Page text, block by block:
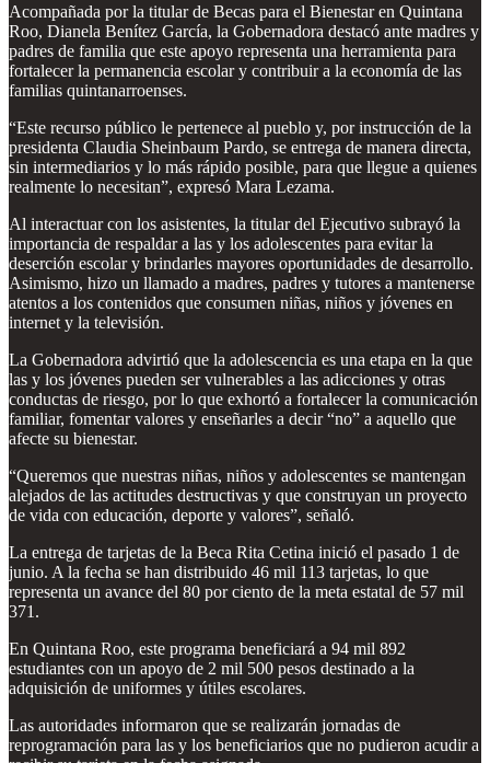
Acompañada por la titular de Becas para el Bienestar en Quintana
Roo, Dianela Benítez García, la Gobernadora destacó ante madres y
padres de familia que este apoyo representa una herramienta para
fortalecer la permanencia escolar y contribuir a la economía de las
familias quintanarroenses.
“Este recurso público le pertenece al pueblo y, por instrucción de la
presidenta Claudia Sheinbaum Pardo, se entrega de manera directa,
sin intermediarios y lo más rápido posible, para que llegue a quienes
realmente lo necesitan”, expresó Mara Lezama.
Al interactuar con los asistentes, la titular del Ejecutivo subrayó la
importancia de respaldar a las y los adolescentes para evitar la
deserción escolar y brindarles mayores oportunidades de desarrollo.
Asimismo, hizo un llamado a madres, padres y tutores a mantenerse
atentos a los contenidos que consumen niñas, niños y jóvenes en
internet y la televisión.
La Gobernadora advirtió que la adolescencia es una etapa en la que
las y los jóvenes pueden ser vulnerables a las adicciones y otras
conductas de riesgo, por lo que exhortó a fortalecer la comunicación
familiar, fomentar valores y enseñarles a decir “no” a aquello que
afecte su bienestar.
“Queremos que nuestras niñas, niños y adolescentes se mantengan
alejados de las actitudes destructivas y que construyan un proyecto
de vida con educación, deporte y valores”, señaló.
La entrega de tarjetas de la Beca Rita Cetina inició el pasado 1 de
junio. A la fecha se han distribuido 46 mil 113 tarjetas, lo que
representa un avance del 80 por ciento de la meta estatal de 57 mil
371.
En Quintana Roo, este programa beneficiará a 94 mil 892
estudiantes con un apoyo de 2 mil 500 pesos destinado a la
adquisición de uniformes y útiles escolares.
Las autoridades informaron que se realizarán jornadas de
reprogramación para las y los beneficiarios que no pudieron acudir a